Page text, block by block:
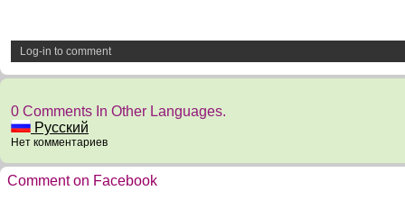
Log-in to comment
0 Comments In Other Languages.
Русский
Нет комментариев
Comment on Facebook